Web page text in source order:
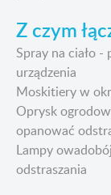
Z czym
Spray na ciało
urządzenia
Moskitiery w
Oprysk
opanować
Lampy
odstraszania